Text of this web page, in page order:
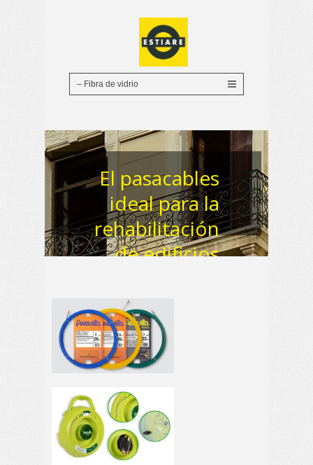
El pasacables
ideal para la
rehabilitación
de edificios